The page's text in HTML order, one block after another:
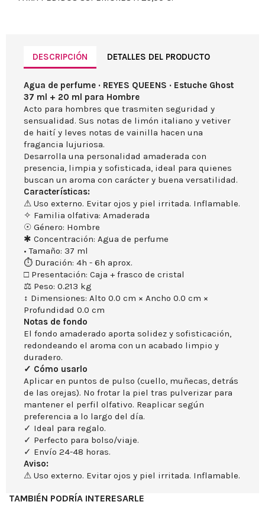
DESCRIPCIÓN DETALLES DEL PRODUCTO
Agua de perfume · REYES QUEENS · Estuche Ghost
37 ml + 20 ml para Hombre
Acto para hombres que trasmiten seguridad y
sensualidad. Sus notas de limón italiano y vetiver
de haití y leves notas de vainilla hacen una
fragancia lujuriosa.
Desarrolla una personalidad amaderada con
presencia, limpia y sofisticada, ideal para quienes
buscan un aroma con carácter y buena versatilidad.
Características:
⚠ Uso externo. Evitar ojos y piel irritada. Inflamable.
✧ Familia olfativa: Amaderada
☉ Género: Hombre
✱ Concentración: Agua de perfume
• Tamaño: 37 ml
⏱ Duración: 4h - 6h aprox.
□ Presentación: Caja + frasco de cristal
⚖ Peso: 0.213 kg
↕ Dimensiones: Alto 0.0 cm × Ancho 0.0 cm ×
Profundidad 0.0 cm
Notas de fondo
El fondo amaderado aporta solidez y sofisticación,
redondeando el aroma con un acabado limpio y
duradero.
✓ Cómo usarlo
Aplicar en puntos de pulso (cuello, muñecas, detrás
de las orejas). No frotar la piel tras pulverizar para
mantener el perfil olfativo. Reaplicar según
preferencia a lo largo del día.
✓ Ideal para regalo.
✓ Perfecto para bolso/viaje.
✓ Envío 24-48 horas.
Aviso:
⚠ Uso externo. Evitar ojos y piel irritada. Inflamable.
TAMBIÉN PODRÍA INTERESARLE